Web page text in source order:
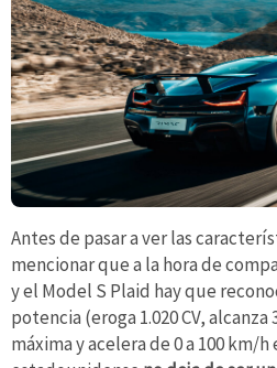
Antes de pasar a ver las
mencionar que a la hora de
y el Model S Plaid hay que
potencia (eroga 1.020 CV,
máxima y acelera de 0 a 100 km/